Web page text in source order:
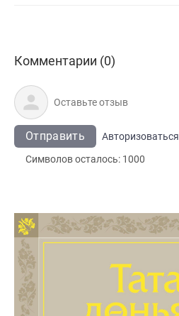
Комментарии (0)
Отправить
Авторизоваться
Символов осталось: 1000